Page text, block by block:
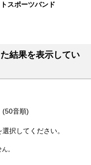
スポーツバンド
結果を表示してい
(50音順)
択してください。
。